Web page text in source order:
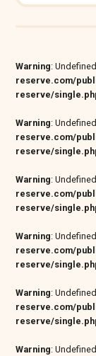
Warning:
reserve.com/
reserve/
Warning:
reserve.com/
reserve/
Warning:
reserve.com/
reserve/
Warning:
reserve.com/
reserve/
Warning:
reserve.com/
reserve/
Warning: